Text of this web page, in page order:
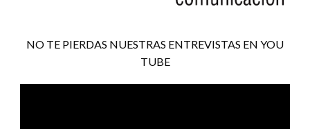
NO TE PIERDAS NUESTRAS ENTREVISTAS EN YOU
TUBE